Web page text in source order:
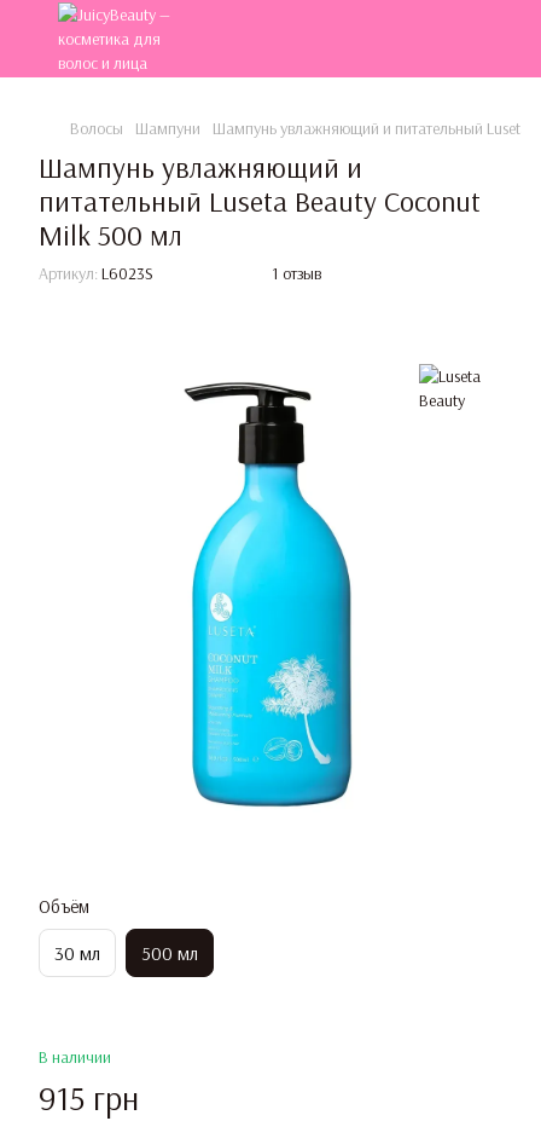
Волосы Шампуни Шампунь увлажняющий и питательный Luseta
Шампунь увлажняющий и
питательный Luseta Beauty Coconut
Milk 500 мл
Артикул: L6023S 1 отзыв
Объём
30 мл 500 мл
В наличии
915 грн